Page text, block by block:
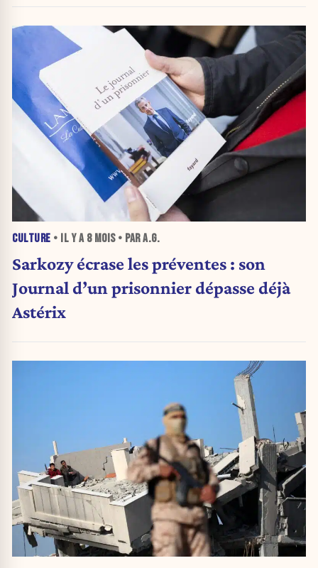
CULTURE • IL Y A 8 MOIS• PAR A.G.
Sarkozy écrase les préventes : son
Journal d’un prisonnier dépasse déjà
Astérix